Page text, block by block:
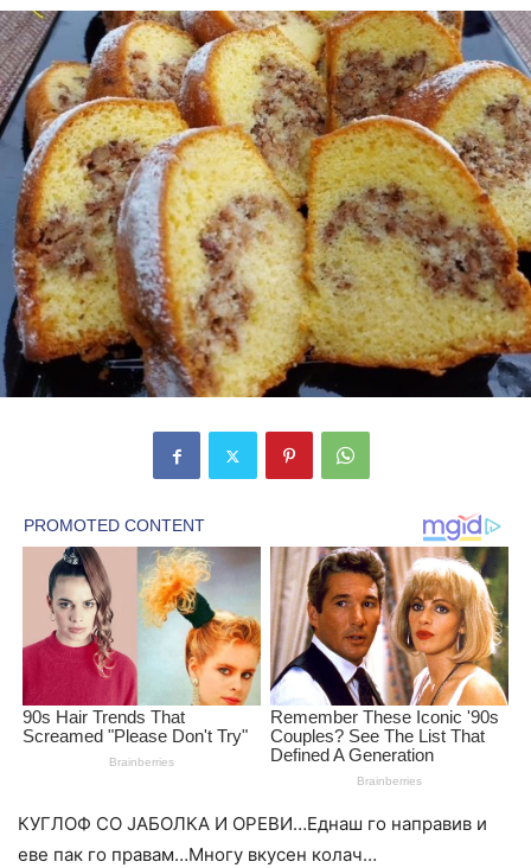
КУГЛОФ СО ЈАБОЛКА И ОРЕВИ…Еднаш го направив и
еве пак го правам…Многу вкусен колач…